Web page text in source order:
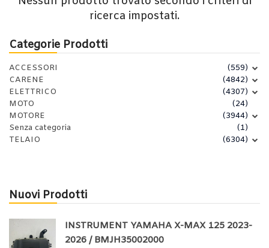
Categorie Prodotti
ACCESSORI
(559)
CARENE
(4842)
ELETTRICO
(4307)
MOTO
(24)
MOTORE
(3944)
Senza categoria
(1)
TELAIO
(6304)
Nuovi Prodotti
INSTRUMENT YAMAHA X-MAX 125 2023-
2026 / BMJH35002000
ricerca impostati.